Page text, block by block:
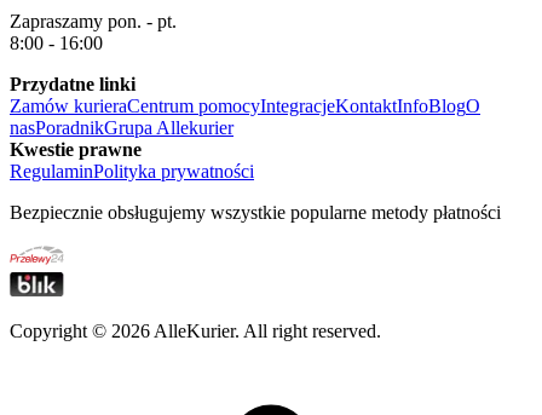
Zapraszamy pon. - pt.
8:00 - 16:00
Przydatne linki
Zamów kurieraCentrum pomocyIntegracjeKontaktInfoBlogO
nasPoradnikGrupa Allekurier
Kwestie prawne
RegulaminPolityka prywatności
Bezpiecznie obsługujemy wszystkie popularne metody płatności
Copyright © 2026 AlleKurier. All right reserved.